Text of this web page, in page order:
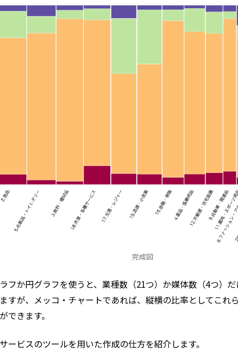
完成図
フか円グラフを使うと、業種数（21つ）か媒体数（4つ）
すが、メッコ・チャートであれば、縦横の比率としてこれ
できます。
ービスのツールを用いた作成の仕方を紹介します。